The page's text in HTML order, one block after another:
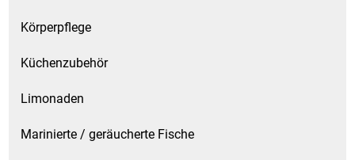
Körperpflege
Küchenzubehör
Limonaden
Marinierte / geräucherte Fische